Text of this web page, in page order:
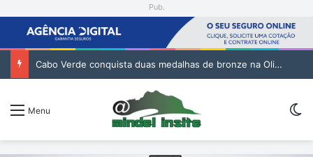
Pub.
Cabo Verde conquista duas medalhas de bronze na Olimpíada Internacional de Inteligência Artificial
Menu